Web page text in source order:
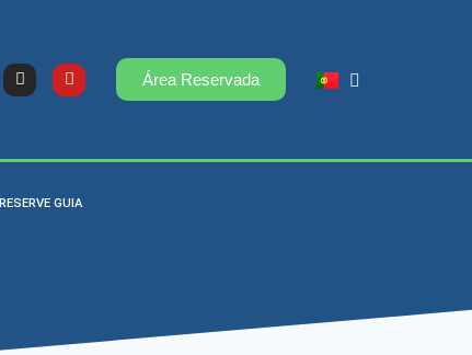
Área Reservada
RESERVE GUIA